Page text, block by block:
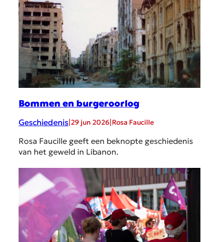
Bommen en burgeroorlog
Geschiedenis 29 jun 2026 Rosa Faucille
Rosa Faucille geeft een beknopte geschiedenis
van het geweld in Libanon.